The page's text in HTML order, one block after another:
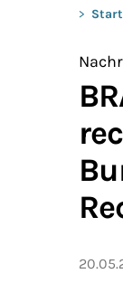
Sie
>